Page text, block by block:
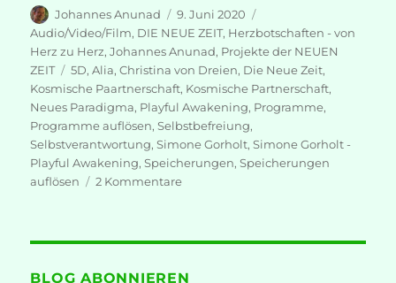
Autor
Johannes Anunad
Veröffentlicht
am
9. Juni 2020
Audio/Video/Film, DIE NEUE ZEIT, Herzbotschaften - von
Herz zu Herz,Johannes Anunad, Projekte der NEUEN
ZEIT
Schlagwörter
5D,Alia,Christina von Dreien, Die Neue Zeit,
Kosmische Paartnerschaft, Kosmische Partnerschaft,
Neues Paradigma, Playful Awakening, Programme,
Programme auflösen,Selbstbefreiung,
Selbstverantwortung,Simone Gorholt,Simone Gorholt -
Playful Awakening,Speicherungen,Speicherungen
auflösen
2 Kommentarezu
in
BLOG ABONNIEREN